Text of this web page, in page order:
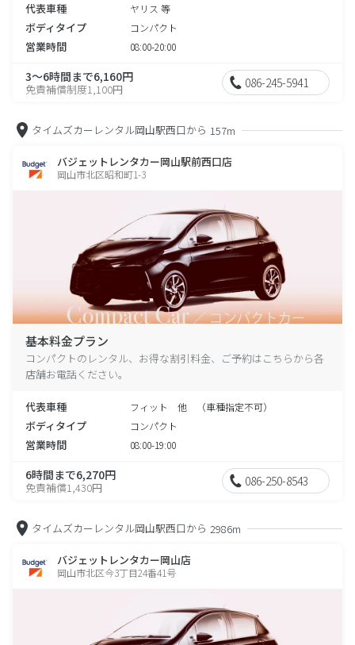
代表車種 ヤリス 等
ボディタイプ コンパクト
営業時間 08:00-20:00
3～6時間まで6,160円
免責補償制度1,100円 086-245-5941
タイムズカーレンタル岡山駅西口から 157m
バジェットレンタカー岡山駅前西口店
岡山市北区昭和町1-3
基本料金プラン
コンパクトのレンタル、お得な割引料金、ご予約はこちらから各
店舗お電話ください。
代表車種 フィット 他 （車種指定不可）
ボディタイプ コンパクト
営業時間 08:00-19:00
6時間まで6,270円
免責補償1,430円 086-250-8543
タイムズカーレンタル岡山駅西口から 2986m
バジェットレンタカー岡山店
岡山市北区今3丁目24番41号